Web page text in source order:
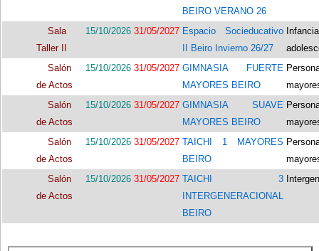
BEIRO VERANO 26
Sala
Taller II
15/10/2026 31/05/2027 Espacio Socieducativo
II Beiro Invierno 26/27
Salón
de Actos
15/10/2026 31/05/2027 GIMNASIA FUERTE
MAYORES BEIRO
Salón
de Actos
15/10/2026 31/05/2027 GIMNASIA SUAVE
MAYORES BEIRO
Salón
de Actos
15/10/2026 31/05/2027 TAICHI 1 MAYORES
BEIRO
Salón
de Actos
15/10/2026 31/05/2027 TAICHI 3
INTERGENERACIONAL
BEIRO